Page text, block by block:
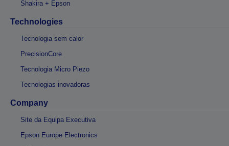
Shakira + Epson
Technologies
Tecnologia sem calor
PrecisionCore
Tecnologia Micro Piezo
Tecnologias inovadoras
Company
Site da Equipa Executiva
Epson Europe Electronics